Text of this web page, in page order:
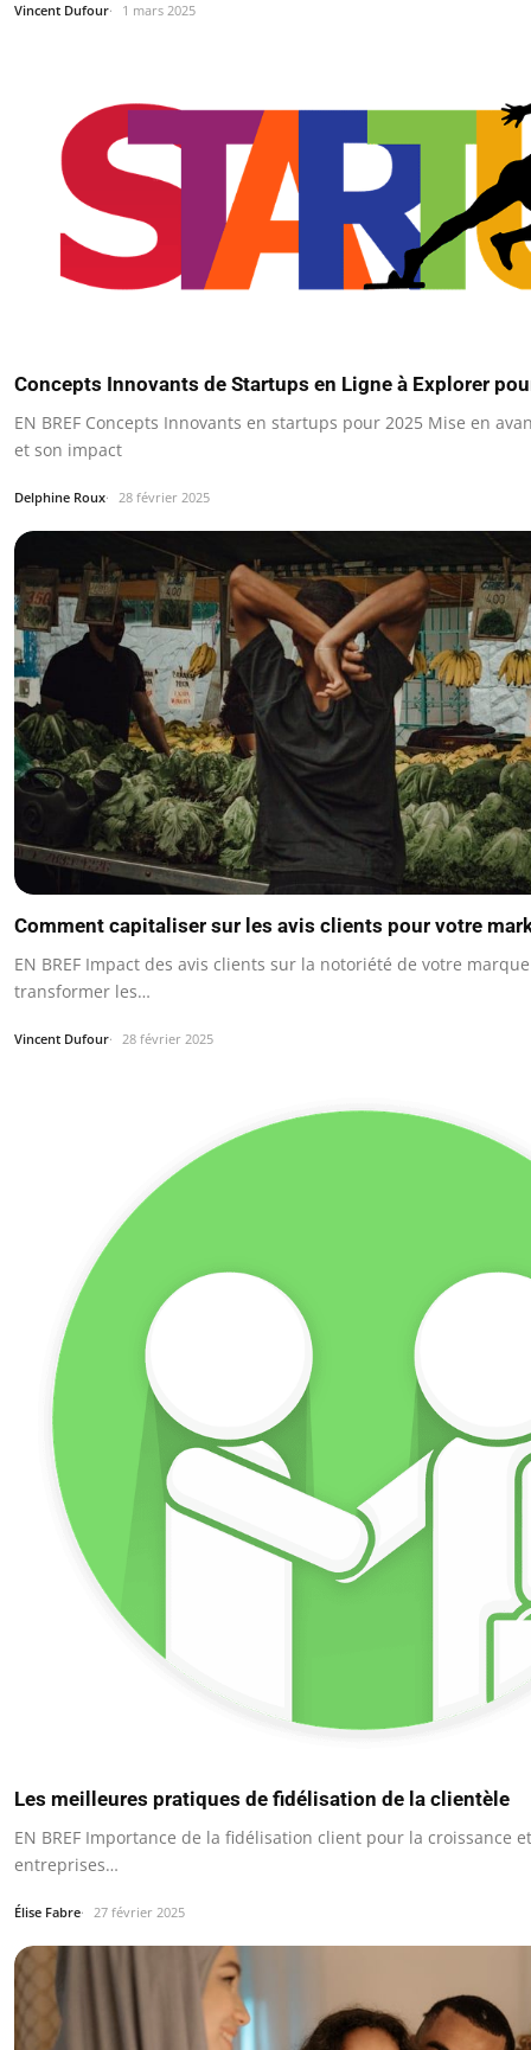
Vincent Dufour 1 mars 2025
Concepts Innovants de Startups en Ligne à Explorer
EN BREF Concepts Innovants en startups pour 2025 Mise en
et son impact
Delphine Roux 28 février 2025
Comment capitaliser sur les avis clients pour votre
EN BREF Impact des avis clients sur la notoriété de votre
transformer les…
Vincent Dufour 28 février 2025
Les meilleures pratiques de fidélisation de la clientèle
EN BREF Importance de la fidélisation client pour la croissance
entreprises…
Élise Fabre 27 février 2025